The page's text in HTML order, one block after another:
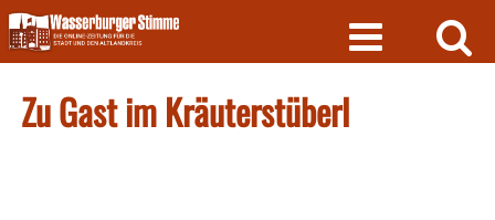
Skip
to
content
Zu Gast im Kräuterstüberl